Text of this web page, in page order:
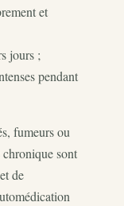
et
jours ;
pendant
fumeurs ou
sont
de